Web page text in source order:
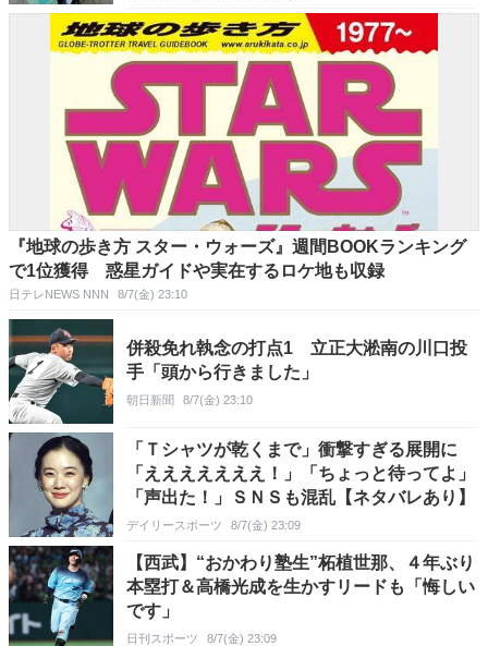
『地球の歩き方 スター・ウォーズ』週間BOOKランキング
で1位獲得 惑星ガイドや実在するロケ地も収録
日テレNEWS NNN 8/7(金) 23:10
併殺免れ執念の打点1 立正大淞南の川口投
手「頭から行きました」
朝日新聞 8/7(金) 23:10
「Ｔシャツが乾くまで」衝撃すぎる展開に
「えええええええ！」「ちょっと待ってよ」
「声出た！」ＳＮＳも混乱【ネタバレあり】
デイリースポーツ 8/7(金) 23:09
【西武】“おかわり塾生”柘植世那、４年ぶり
本塁打＆高橋光成を生かすリードも「悔しい
です」
日刊スポーツ 8/7(金) 23:09